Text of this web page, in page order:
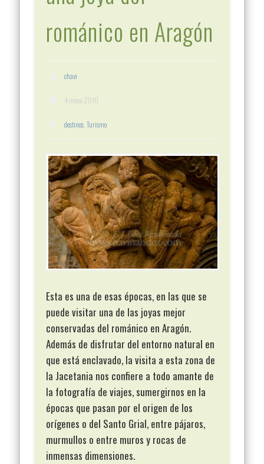
románico en Aragón
chavi
4 mayo 2010
destinos ,Turismo
Esta es una de esas épocas, en las que se
puede visitar una de las joyas mejor
conservadas del románico en Aragón.
Además de disfrutar del entorno natural en
que está enclavado, la visita a esta zona de
la Jacetania nos confiere a todo amante de
la fotografía de viajes, sumergirnos en la
épocas que pasan por el origen de los
orígenes o del Santo Grial, entre pájaros,
murmullos o entre muros y rocas de
inmensas dimensiones.